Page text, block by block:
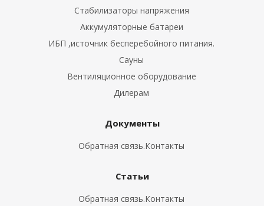
Стабилизаторы напряжения
Аккумуляторные батареи
ИБП ,источник бесперебойного питания.
Сауны
Вентиляционное оборудование
Дилерам
Документы
Обратная связь.Контакты
Статьи
Обратная связь.Контакты